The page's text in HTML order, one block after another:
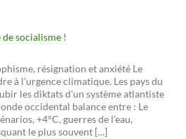
socialisme !
résignation et anxiété Le
à l'urgence climatique. Les pays du
les diktats d'un système atlantiste
occidental balance entre : Le
+4°C, guerres de l'eau,
le plus souvent […]